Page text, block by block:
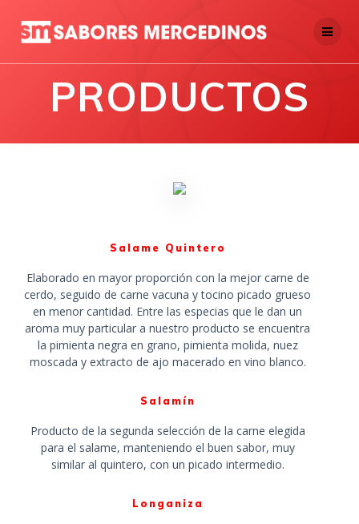
to
content
PRODUCTOS
Salame Quintero
Elaborado en mayor proporción con la mejor carne de
cerdo, seguido de carne vacuna y tocino picado grueso
en menor cantidad. Entre las especias que le dan un
aroma muy particular a nuestro producto se encuentra
la pimienta negra en grano, pimienta molida, nuez
moscada y extracto de ajo macerado en vino blanco.
Salamín
Producto de la segunda selección de la carne elegida
para el salame, manteniendo el buen sabor, muy
similar al quintero, con un picado intermedio.
Longaniza